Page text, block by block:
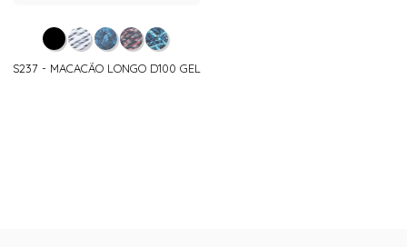
S237 - MACACÃO LONGO D100 GEL